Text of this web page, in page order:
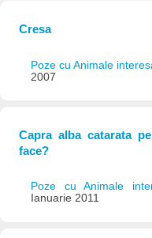
Cresa
Poze cu Animale
2007
Capra alba catarata
face?
Poze cu Animale
Ianuarie 2011